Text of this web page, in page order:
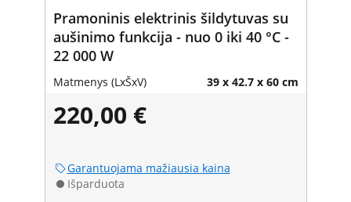
Pramoninis elektrinis šildytuvas su
aušinimo funkcija - nuo 0 iki 40 °C -
22 000 W
Matmenys (LxŠxV) 39 x 42.7 x 60 cm
220,00 €
Garantuojama mažiausia kaina
Išparduota